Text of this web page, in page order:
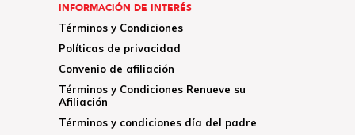
INFORMACIÓN DE INTERÉS
Términos y Condiciones
Políticas de privacidad
Convenio de afiliación
Términos y Condiciones Renueve su
Afiliación
Términos y condiciones día del padre